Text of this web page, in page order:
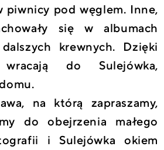
piwnicy pod węglem. Inne,
się w albumach
krewnych. Dzięki
do Sulejówka,
na którą zapraszamy,
do obejrzenia małego
i Sulejówka okiem